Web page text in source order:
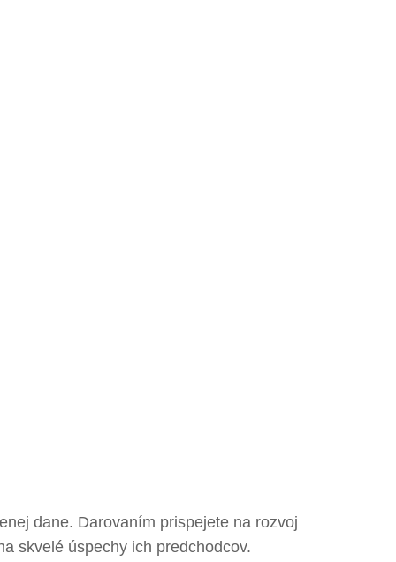
dane. Darovaním prispejete na rozvoj
skvelé úspechy ich predchodcov.